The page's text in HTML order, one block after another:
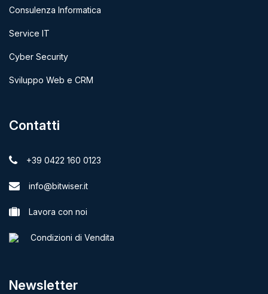
Consulenza Informatica
Service IT
Cyber Security
Sviluppo Web e CRM
Contatti
+39 0422 160 0123
info@bitwiser.it
Lavora con noi
Condizioni di Vendita
Newsletter